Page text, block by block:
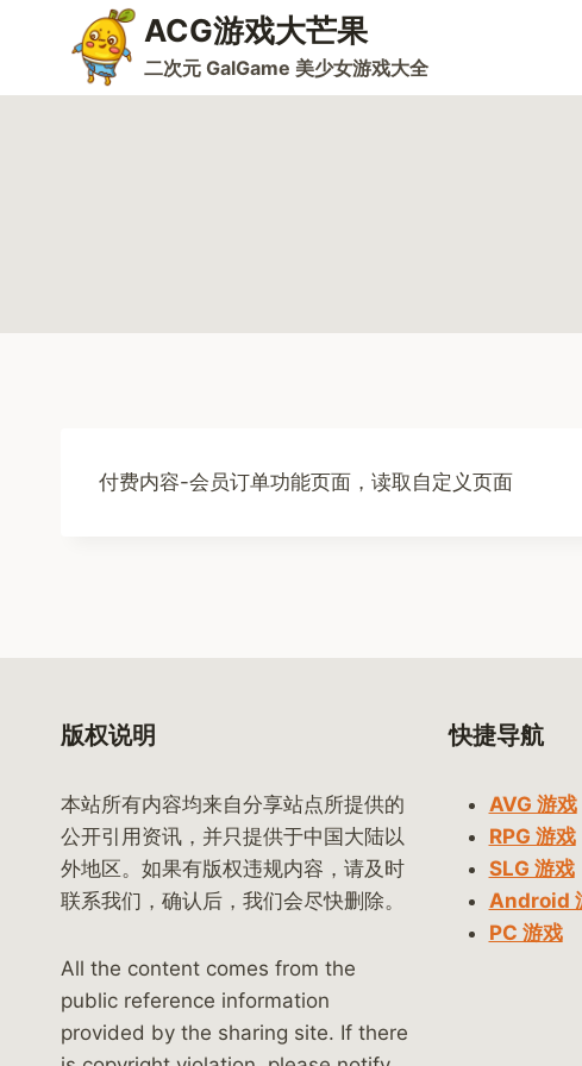
ACG游戏大芒果
二次元 GalGame 美少女游戏大全
付费内容-会员订单功能页面，读取自定义页面
版权说明
本站所有内容均来自分享站点所提供的
公开引用资讯，并只提供于中国大陆以
外地区。如果有版权违规内容，请及时
联系我们，确认后，我们会尽快删除。
All the content comes from the
public reference information
provided by the sharing site. If there
快捷导航
AVG 游戏
RPG 游戏
SLG 游戏
Android
PC 游戏